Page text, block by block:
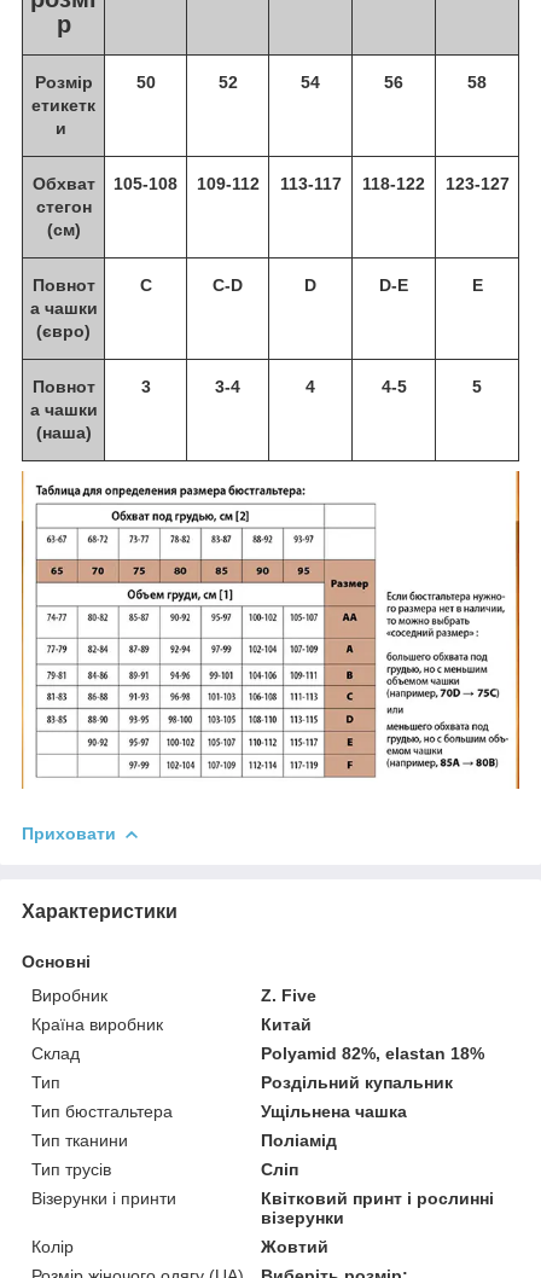
р
Розмір
етикетк
и
50 52 54 56 58
Обхват
стегон
(см)
105-108 109-112 113-117 118-122 123-127
Повнот
а чашки
(євро)
С C-D D D-E E
Повнот
а чашки
(наша)
3 3-4 4 4-5 5
Приховати
Характеристики
Основні
Виробник
Z. Five
Країна виробник
Китай
Склад
Polyamid 82%, elastan 18%
Тип
Роздільний купальник
Тип бюстгальтера
Ущільнена чашка
Тип тканини
Поліамід
Тип трусів
Сліп
Візерунки і принти
Квітковий принт і рослинні
візерунки
Колір
Жовтий